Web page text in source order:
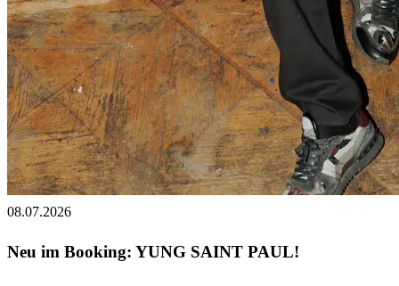
08.07.2026
Neu im Booking: YUNG SAINT PAUL!